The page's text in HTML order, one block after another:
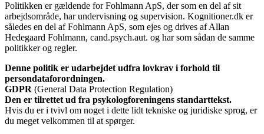
Politikken er gældende for Fohlmann ApS, der som en del af sit
arbejdsområde, har undervisning og supervision. Kognitioner.dk er
således en del af Fohlmann ApS, som ejes og drives af Allan
Hedegaard Fohlmann, cand.psych.aut. og har som sådan de samme
politikker og regler.
Denne politik er udarbejdet udfra lovkrav i forhold til
persondataforordningen.
GDPR (General Data Protection Regulation)
Den er tilrettet ud fra psykologforeningens standarttekst.
Hvis du er i tvivl om noget i dette lidt tekniske og juridiske sprog, er
du meget velkommen til at spørger.